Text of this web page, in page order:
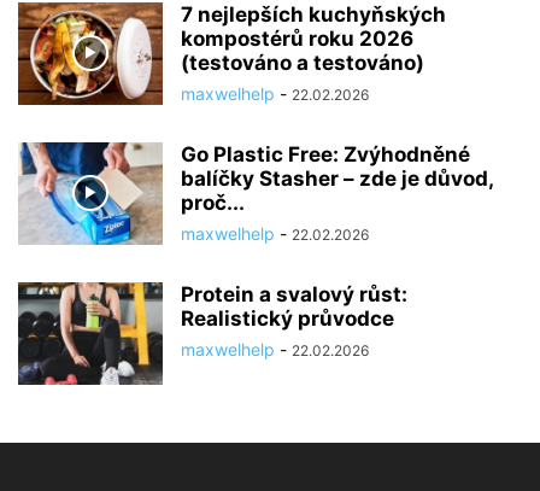
7 nejlepších kuchyňských
kompostérů roku 2026
(testováno a testováno)
maxwelhelp - 22.02.2026
Go Plastic Free: Zvýhodněné
balíčky Stasher – zde je důvod,
proč...
maxwelhelp - 22.02.2026
Protein a svalový růst:
Realistický průvodce
maxwelhelp - 22.02.2026